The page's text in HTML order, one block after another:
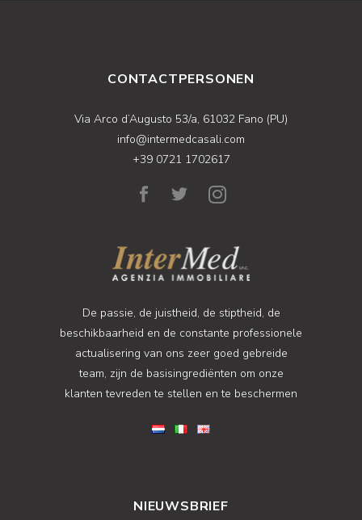
CONTACTPERSONEN
Via Arco d’Augusto 53/a, 61032 Fano (PU)
info@intermedcasali.com
+39 0721 1702617
De passie, de juistheid, de stiptheid, de
beschikbaarheid en de constante professionele
actualisering van ons zeer goed gebreide
team, zijn de basisingrediënten om onze
klanten tevreden te stellen en te beschermen
NIEUWSBRIEF